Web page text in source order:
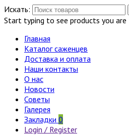
Искать:
Start typing to see products you are
Главная
Каталог саженцев
Доставка и оплата
Наши контакты
О нас
Новости
Советы
Галерея
Закладки 0
Login / Register